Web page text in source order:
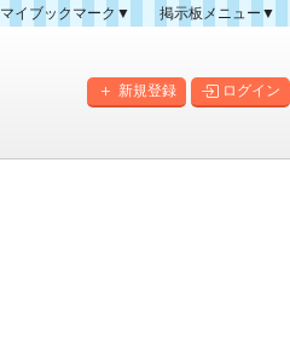
マイブックマーク▼
掲示板メニュー▼
掲示板マップ
新規登録 ログイン